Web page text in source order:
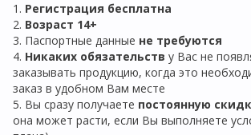
1. Регистрация бесплатна
2. Возраст 14+
3. Паспортные данные не требуются
4. Никаких обязательств у Вас не
заказывать продукцию, когда это
заказ в удобном Вам месте
5. Вы сразу получаете постоянную
она может расти, если Вы выполняете